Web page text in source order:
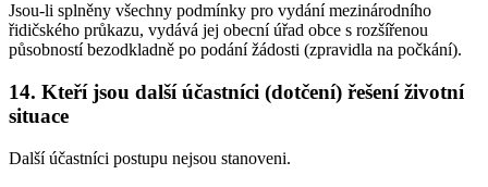
Jsou-li splněny všechny podmínky pro vydání mezinárodního
řidičského průkazu, vydává jej obecní úřad obce s rozšířenou
působností bezodkladně po podání žádosti (zpravidla na počkání).
14. Kteří jsou další účastníci (dotčení) řešení životní
situace
Další účastníci postupu nejsou stanoveni.